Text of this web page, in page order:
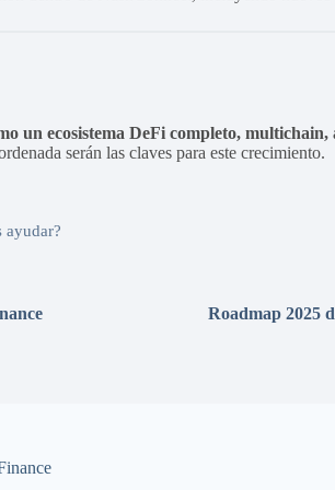
un ecosistema DeFi completo,
serán las claves para este crecimiento.
ayudar?
Roadmap 2025